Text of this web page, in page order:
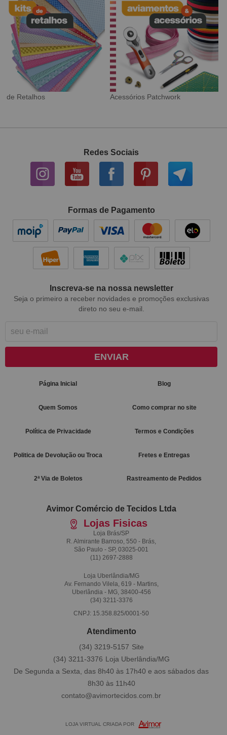
Tecido Digital Sarja Impermeável
Redes Sociais
Formas de Pagamento
Inscreva-se na nossa newsletter
Seja o primeiro a receber novidades e promoções exclusivas
direto no seu e-mail.
ENVIAR
Página Inicial Blog
Quem Somos Como comprar no site
Política de Privacidade Termos e Condições
Politica de Devolução ou Troca Fretes e Entregas
2ª Via de Boletos Rastreamento de Pedidos
Avimor Comércio de Tecidos Ltda
Lojas Fisicas
Loja Brás/SP
R. Almirante Barroso, 550 - Brás,
São Paulo - SP, 03025-001
(11) 2697-2888
Loja Uberlândia/MG
Av. Fernando Vilela, 619 - Martins,
Uberlândia - MG, 38400-456
(34) 3211-3376
CNPJ: 15.358.825/0001-50
Atendimento
(34) 3211-3376
(34) 3219-5157
De Segunda a Sexta, das 8h40 às 17h40 e aos sábados das
8h30 às 11h40
contato@avimortecidos.com.br
LOJA VIRTUAL CRIADA POR